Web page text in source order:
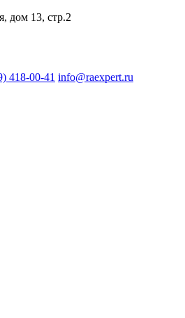
дом 13, стр.2
418-00-41 info@raexpert.ru